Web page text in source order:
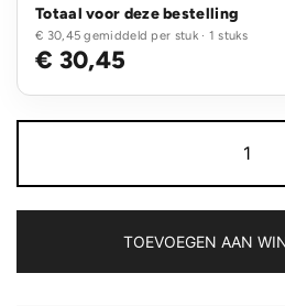
Totaal voor deze bestelling
€ 30,45 gemiddeld per stuk · 1 stuks
€ 30,45
8.000
TOEVOEGEN AAN